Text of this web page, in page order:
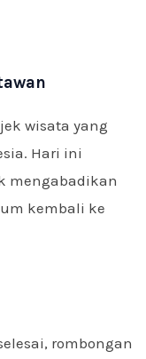
wisata yang
Hari ini
mengabadikan
kembali ke
rombongan